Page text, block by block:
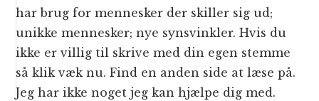
har brug for mennesker der skiller sig ud;
unikke mennesker; nye synsvinkler. Hvis du
ikke er villig til skrive med din egen stemme
så klik væk nu. Find en anden side at læse på.
Jeg har ikke noget jeg kan hjælpe dig med.